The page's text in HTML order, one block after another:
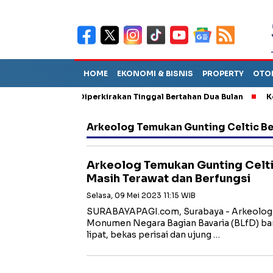
HOME EKONOMI & BISNIS PROPERTY
Sebut TPA Diperkirakan Tinggal Bertahan Dua Bulan Korupsi
Arkeolog Temukan Gunting Celtic
Arkeolog Temukan Gunting
Masih Terawat dan Berfungsi
Selasa, 09 Mei 2023 11:15 WIB
SURABAYAPAGI.com, Surabaya -
Monumen Negara Bagian Bavaria (BLfD)
lipat, bekas perisai dan ujung …